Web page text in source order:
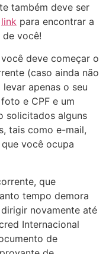
também deve ser
link para encontrar a
você!
deve começar o
(caso ainda não
apenas o seu
e CPF e um
solicitados alguns
tais como e-mail,
você ocupa
que
tempo demora
novamente até
Internacional
de